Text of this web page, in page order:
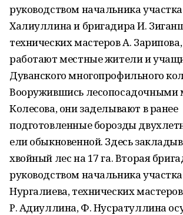
руководством начальника
Халиуллина и бригадира И.
технических мастеров А.
работают местные жители и
Дуванского многопрофильного
Вооружившись лесопосадочными
Колесова, они заделывают в ранее
подготовленные борозды
ели обыкновенной. Здесь
хвойный лес на 17 га. Вторая
руководством начальника участка
Нургалиева, технических
Р. Адиуллина, Ф. Нусратуллина